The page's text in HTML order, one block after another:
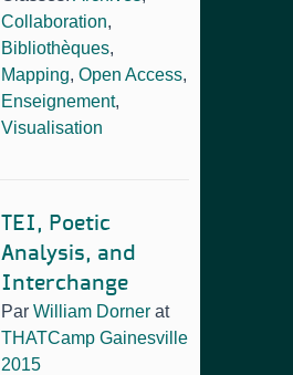
Collaboration,
Bibliothèques,
Mapping, Open Access,
Enseignement,
Visualisation
TEI, Poetic
Analysis, and
Interchange
Par William Dorner at
THATCamp Gainesville
2015